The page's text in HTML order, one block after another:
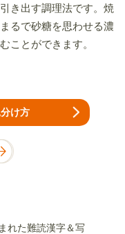
き出す調理法です。焼
るで砂糖を思わせる濃
ことができます。
け方
れた難読漢字＆写